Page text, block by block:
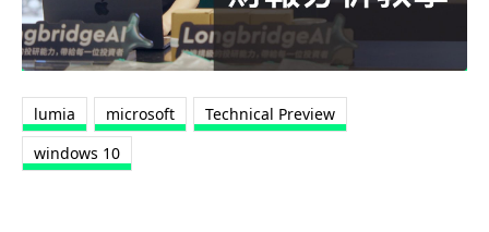
lumia microsoft
Technical Preview
windows 10